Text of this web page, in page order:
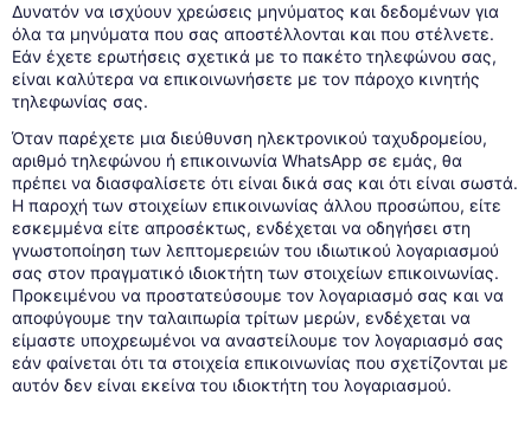
Δυνατόν να ισχύουν χρεώσεις μηνύματος και δεδομένων για
όλα τα μηνύματα που σας αποστέλλονται και που στέλνετε.
Εάν έχετε ερωτήσεις σχετικά με το πακέτο τηλεφώνου σας,
είναι καλύτερα να επικοινωνήσετε με τον πάροχο κινητής
τηλεφωνίας σας.
Όταν παρέχετε μια διεύθυνση ηλεκτρονικού ταχυδρομείου,
αριθμό τηλεφώνου ή επικοινωνία WhatsApp σε εμάς, θα
πρέπει να διασφαλίσετε ότι είναι δικά σας και ότι είναι σωστά.
Η παροχή των στοιχείων επικοινωνίας άλλου προσώπου, είτε
εσκεμμένα είτε απροσέκτως, ενδέχεται να οδηγήσει στη
γνωστοποίηση των λεπτομερειών του ιδιωτικού λογαριασμού
σας στον πραγματικό ιδιοκτήτη των στοιχείων επικοινωνίας.
Προκειμένου να προστατεύσουμε τον λογαριασμό σας και να
αποφύγουμε την ταλαιπωρία τρίτων μερών, ενδέχεται να
είμαστε υποχρεωμένοι να αναστείλουμε τον λογαριασμό σας
εάν φαίνεται ότι τα στοιχεία επικοινωνίας που σχετίζονται με
αυτόν δεν είναι εκείνα του ιδιοκτήτη του λογαριασμού.